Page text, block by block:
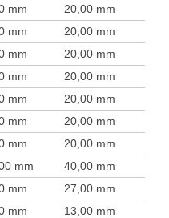
mm 20,00 mm
mm 20,00 mm
mm 20,00 mm
mm 20,00 mm
mm 20,00 mm
mm 20,00 mm
mm 20,00 mm
mm 40,00 mm
mm 27,00 mm
mm 13,00 mm